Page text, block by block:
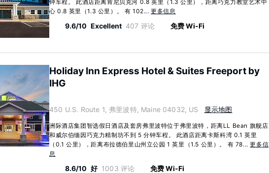
钟车程。 此酒店距离肯尼贝克河 0.8 英里（1.3 公里），距离巧克力教堂艺术中
心 0.8 英里（1.3 公里）。 有 102...更多信息
9.6/10 Excellent 407 评论 免费 Wi-Fi
Holiday Inn Express Hotel & Suites Freeport by
IHG
450 U.S. Route 1, 弗里波特, Maine 04032, US 显示地图
洲际酒店集团智选假日酒店及套房弗里波特位于弗里波特，距离LL Bean 旗舰店
和威尔伯缅因巧克力精制坊不到 5 分钟车程。 此酒店距离卡斯科湾 0.1 英里
（0.1 公里），距离布拉德伯里山州立公园 1 英里（1.5 公里）。 有 78...更多信
息
8.6/10 好 1003 评论 免费 Wi-Fi